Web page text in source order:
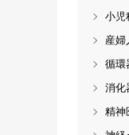
小児
産婦
循環
消化
精神